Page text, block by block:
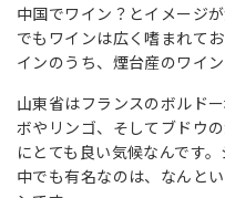
中国でワイン？とイメージ
でもワインは広く嗜まれて
インのうち、煙台産のワイ
山東省はフランスのボルド
ボやリンゴ、そしてブドウ
にとても良い気候なんです
中でも有名なのは、なんと